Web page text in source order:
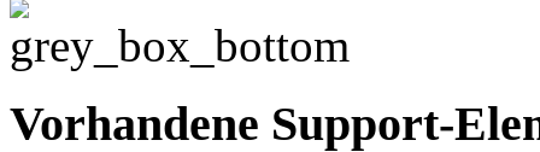
Vorhandene Support-